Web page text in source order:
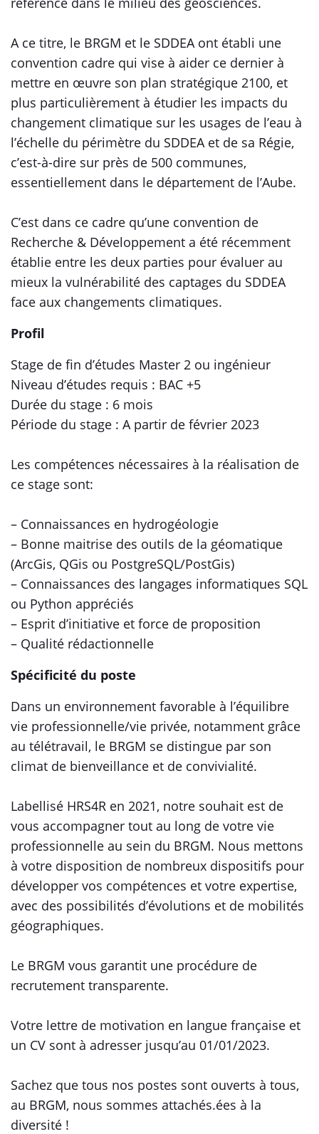
A ce titre, le BRGM et le SDDEA ont établi une
convention cadre qui vise à aider ce dernier à
mettre en œuvre son plan stratégique 2100, et
plus particulièrement à étudier les impacts du
changement climatique sur les usages de l’eau à
l’échelle du périmètre du SDDEA et de sa Régie,
c’est-à-dire sur près de 500 communes,
essentiellement dans le département de l’Aube.
C’est dans ce cadre qu’une convention de
Recherche & Développement a été récemment
établie entre les deux parties pour évaluer au
mieux la vulnérabilité des captages du SDDEA
face aux changements climatiques.
Profil
Stage de fin d’études Master 2 ou ingénieur
Niveau d’études requis : BAC +5
Durée du stage : 6 mois
Période du stage : A partir de février 2023
Les compétences nécessaires à la réalisation de
ce stage sont:
– Connaissances en hydrogéologie
– Bonne maitrise des outils de la géomatique
(ArcGis, QGis ou PostgreSQL/PostGis)
– Connaissances des langages informatiques SQL
ou Python appréciés
– Esprit d’initiative et force de proposition
– Qualité rédactionnelle
Spécificité du poste
Dans un environnement favorable à l’équilibre
vie professionnelle/vie privée, notamment grâce
au télétravail, le BRGM se distingue par son
climat de bienveillance et de convivialité.
Labellisé HRS4R en 2021, notre souhait est de
vous accompagner tout au long de votre vie
professionnelle au sein du BRGM. Nous mettons
à votre disposition de nombreux dispositifs pour
développer vos compétences et votre expertise,
avec des possibilités d’évolutions et de mobilités
géographiques.
Le BRGM vous garantit une procédure de
recrutement transparente.
Votre lettre de motivation en langue française et
un CV sont à adresser jusqu’au 01/01/2023.
Sachez que tous nos postes sont ouverts à tous,
au BRGM, nous sommes attachés.ées à la
diversité !